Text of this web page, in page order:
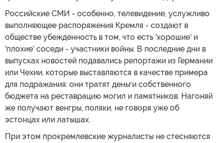
Российские СМИ - особенно, телевидение, услужливо
выполняющее распоряжения Кремля - создают в
обществе убежденность в том, что есть 'хорошие' и
'плохие' соседи - участники войны. В последние дни в
выпусках новостей подавались репортажи из Германии
или Чехии, которые выставляются в качестве примера
для подражания: они тратят деньги собственного
бюджета на реставрацию могил и памятников. Нагоняй
же получают венгры, поляки, не говоря уже об
эстонцах или латышах.
При этом прокремлевские журналисты не стесняются